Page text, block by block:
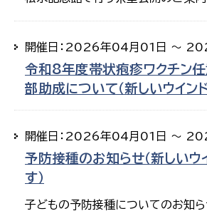
開催日：2026年04月01日 ～
令和8年度帯状疱疹ワクチン
部助成について（新しいウイン
開催日：2026年04月01日 ～
予防接種のお知らせ（新しいウ
す）
子どもの予防接種についてのお知ら